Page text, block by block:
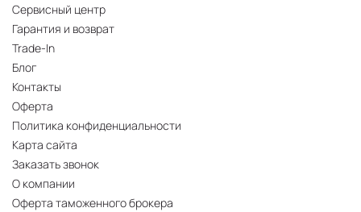
Сервисный центр
Гарантия и возврат
Trade-In
Блог
Контакты
Оферта
Политика конфиденциальности
Карта сайта
Заказать звонок
О компании
Оферта таможенного брокера